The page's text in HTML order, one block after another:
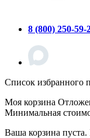
8 (800) 250-59-
Список избранного
Моя корзина
Минимальная
Ваша корзина